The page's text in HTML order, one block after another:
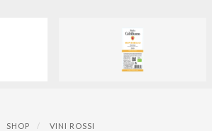
SHOP VINI ROSSI